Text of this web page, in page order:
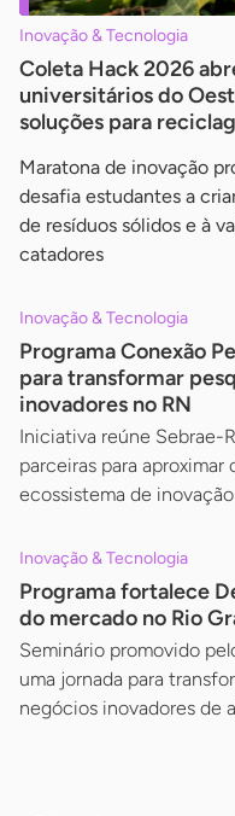
Inovação & Tecnologia
Coleta Hack 2026
universitários do
soluções para
Maratona de inovação
desafia estudantes a
de resíduos sólidos e à
catadores
Inovação & Tecnologia
Programa Conexão
para transformar
inovadores no RN
Iniciativa reúne Sebrae-
parceiras para
ecossistema de
Inovação & Tecnologia
Programa fortalece
do mercado no Rio
Seminário promovido
uma jornada para
negócios inovadores de